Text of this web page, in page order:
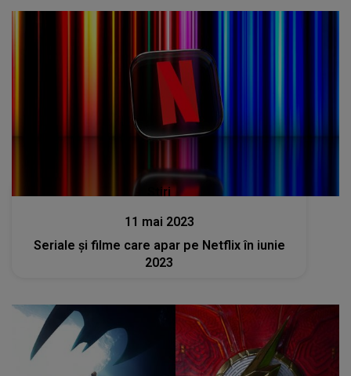
Stiri
11 mai 2023
Seriale și filme care apar pe Netflix în iunie
2023